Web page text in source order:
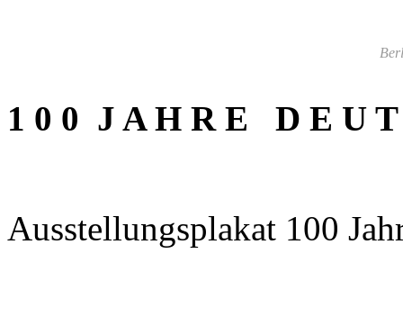
1 0 0 J A H R E D E U
Ausstellungsplakat 100